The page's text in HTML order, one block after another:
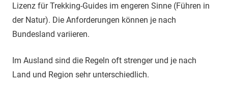
Lizenz für Trekking-Guides im engeren Sinne (Führen in
der Natur). Die Anforderungen können je nach
Bundesland variieren.
Im Ausland sind die Regeln oft strenger und je nach
Land und Region sehr unterschiedlich.